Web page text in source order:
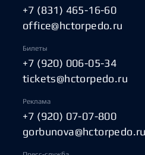
+7 (831) 465-16-60
office@hctorpedo.ru
Билеты
+7 (920) 006-05-34
tickets@hctorpedo.ru
Реклама
+7 (920) 07-07-800
gorbunova@hctorpedo.ru